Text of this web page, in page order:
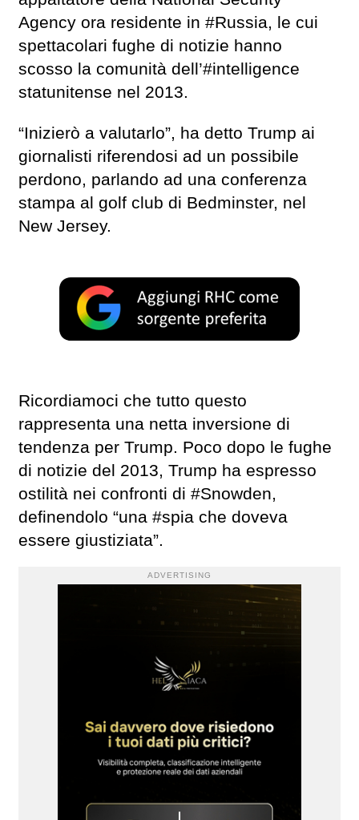
Agency ora residente in #Russia, le cui
spettacolari fughe di notizie hanno
scosso la comunità dell’#intelligence
statunitense nel 2013.
“Inizierò a valutarlo”, ha detto Trump ai
giornalisti riferendosi ad un possibile
perdono, parlando ad una conferenza
stampa al golf club di Bedminster, nel
New Jersey.
Ricordiamoci che tutto questo
rappresenta una netta inversione di
tendenza per Trump. Poco dopo le fughe
di notizie del 2013, Trump ha espresso
ostilità nei confronti di #Snowden,
definendolo “una #spia che doveva
essere giustiziata”.
ADVERTISING